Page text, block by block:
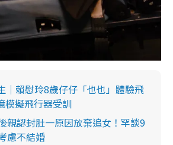
｜賴慰玲8歲仔仔「也也」體驗飛
模擬飛行器受訓
親認封肚一原因放棄追女！罕談9
慮不結婚